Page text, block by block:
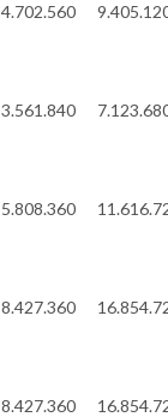
4.702.560
3.561.840
5.808.360
8.427.360
8.427.360